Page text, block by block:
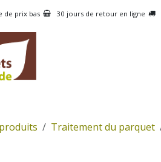
de prix bas 30 jours de retour en ligne
Traitement du parquet